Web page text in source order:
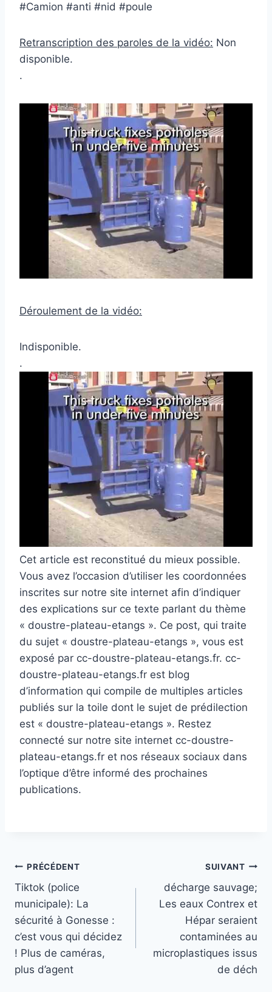
#Camion #anti #nid #poule
Retranscription des paroles de la vidéo: Non
disponible.
.
Déroulement de la vidéo:
Indisponible.
.
Cet article est reconstitué du mieux possible.
Vous avez l’occasion d’utiliser les coordonnées
inscrites sur notre site internet afin d’indiquer
des explications sur ce texte parlant du thème
« doustre-plateau-etangs ». Ce post, qui traite
du sujet « doustre-plateau-etangs », vous est
exposé par cc-doustre-plateau-etangs.fr. cc-
doustre-plateau-etangs.fr est blog
d’information qui compile de multiples articles
publiés sur la toile dont le sujet de prédilection
est « doustre-plateau-etangs ». Restez
connecté sur notre site internet cc-doustre-
plateau-etangs.fr et nos réseaux sociaux dans
l’optique d’être informé des prochaines
publications.
Navigation
de
l’article
PRÉCÉDENT
Tiktok (police
municipale): La
sécurité à Gonesse :
c’est vous qui décidez
! Plus de caméras,
plus d’agent
SUIVANT
décharge sauvage;
Les eaux Contrex et
Hépar seraient
contaminées au
microplastiques issus
de déch